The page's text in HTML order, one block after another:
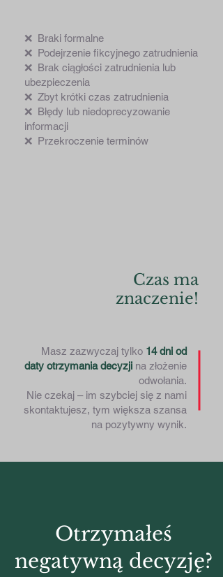
❌ Braki formalne
❌ Podejrzenie fikcyjnego zatrudnienia
❌ Brak ciągłości zatrudnienia lub
ubezpieczenia
❌ Zbyt krótki czas zatrudnienia
❌ Błędy lub niedoprecyzowanie
informacji
❌ Przekroczenie terminów
Czas ma
znaczenie!
Masz zazwyczaj tylko 14 dni od
daty otrzymania decyzji na złożenie
odwołania.
Nie czekaj – im szybciej się z nami
skontaktujesz, tym większa szansa
na pozytywny wynik.
Otrzymałeś
negatywną decyzję?